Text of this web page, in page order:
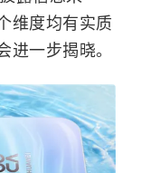
维度均有实质
进一步揭晓。